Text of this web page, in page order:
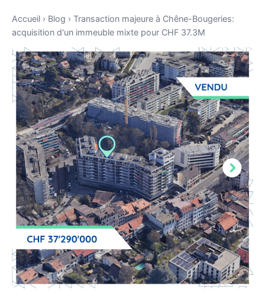
Accueil › Blog › Transaction majeure à Chêne-Bougeries:
acquisition d'un immeuble mixte pour CHF 37.3M